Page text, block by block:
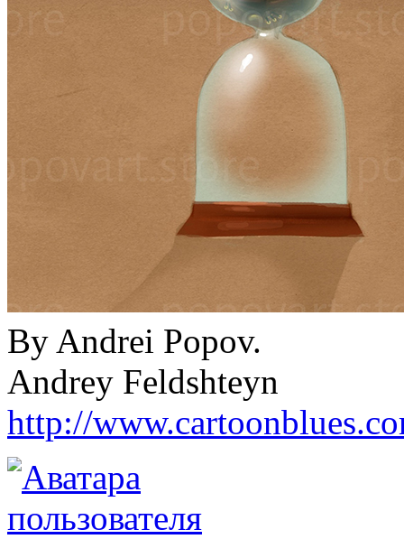
By Andrei Popov.
Andrey Feldshteyn
http://